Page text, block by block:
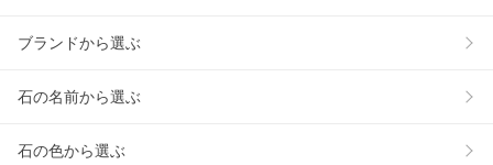
ブランドから選ぶ
石の名前から選ぶ
石の色から選ぶ